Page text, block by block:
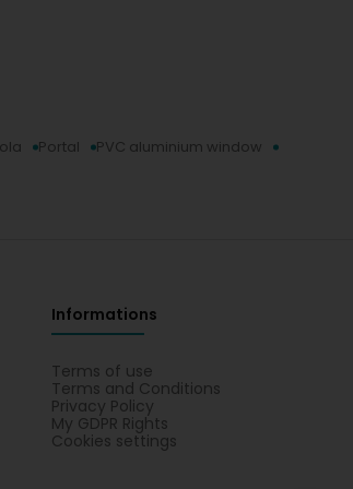
Portal PVC aluminium window
Informations
Terms of use
Terms and Conditions
Privacy Policy
My GDPR Rights
Cookies settings